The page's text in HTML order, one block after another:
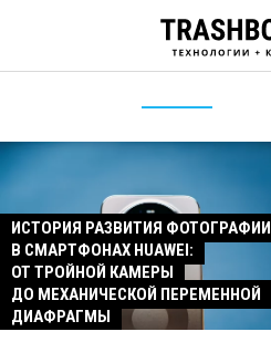
ИСТОРИЯ РАЗВИТИЯ ФОТОГРАФИИ
В СМАРТФОНАХ HUAWEI:
ОТ ТРОЙНОЙ КАМЕРЫ
ДО МЕХАНИЧЕСКОЙ ПЕРЕМЕННОЙ
ДИАФРАГМЫ